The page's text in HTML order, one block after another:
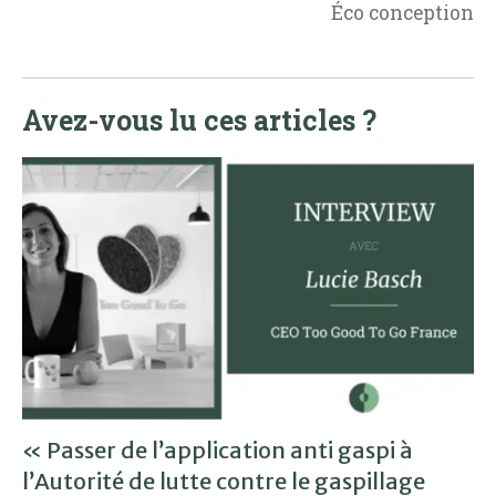
Éco conception
Avez-vous lu ces articles ?
« Passer de l’application anti gaspi à
l’Autorité de lutte contre le gaspillage